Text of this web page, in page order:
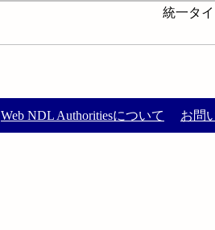
統一タ
Web NDL Authoritiesについて お問